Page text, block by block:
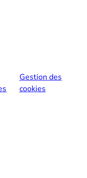
Gestion des
cookies